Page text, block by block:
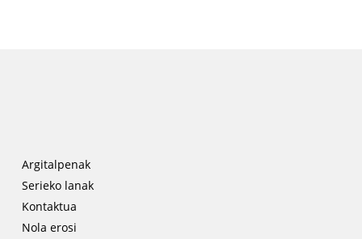
Argitalpenak
Serieko lanak
Kontaktua
Nola erosi